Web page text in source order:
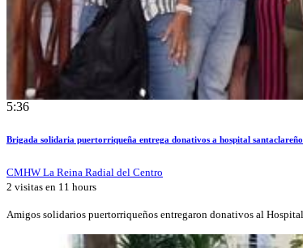
5:36
Brigada solidaria puertorriqueña entrega donativos a hospital santaclareño
CMHW La Reina Radial del Centro
2 visitas en 11 hours
Amigos solidarios puertorriqueños entregaron donativos al